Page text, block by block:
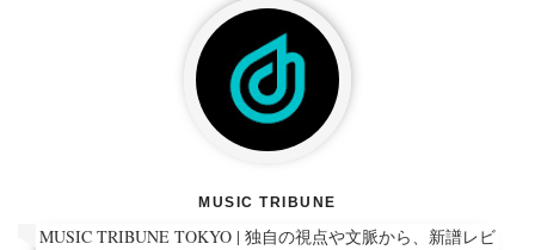
MUSIC TRIBUNE
MUSIC TRIBUNE TOKYO | 独自の視点や文脈から、新譜レビ